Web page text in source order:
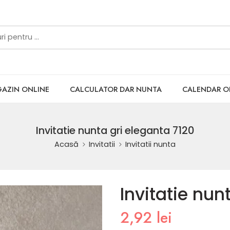
ONLINE CALCULATOR DAR NUNTA CALENDAR
Invitatie nunta gri eleganta 7120
Acasă Invitatii Invitatii nunta
Invitatie
2,92 lei